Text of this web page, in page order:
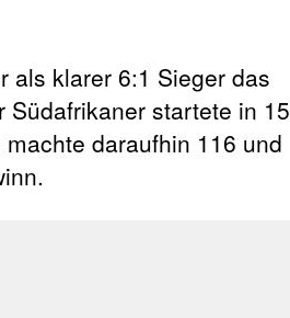
als klarer 6:1 Sieger das
startete in 15
daraufhin 116 und